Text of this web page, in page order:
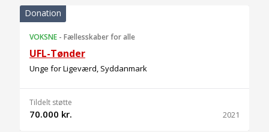
Donation
VOKSNE - Fællesskaber for alle
UFL-Tønder
Unge for Ligeværd, Syddanmark
Tildelt støtte
70.000 kr. 2021